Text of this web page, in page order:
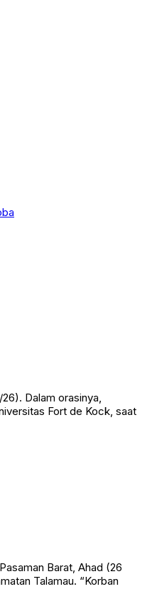
Dalam orasinya,
Fort de Kock, saat
Barat, Ahad (26
Talamau. “Korban